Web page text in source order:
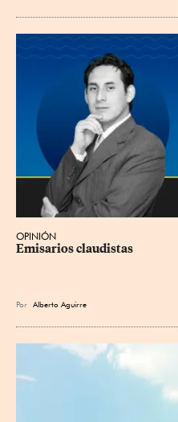
OPINIÓN
Emisarios claudistas
Por Alberto Aguirre